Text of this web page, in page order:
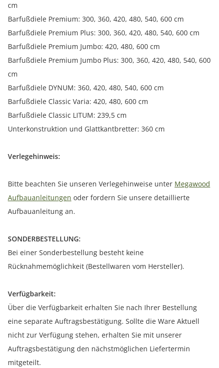
cm
Barfußdiele Premium: 300, 360, 420, 480, 540, 600 cm
Barfußdiele Premium Plus: 300, 360, 420, 480, 540, 600 cm
Barfußdiele Premium Jumbo: 420, 480, 600 cm
Barfußdiele Premium Jumbo Plus: 300, 360, 420, 480, 540, 600
cm
Barfußdiele DYNUM: 360, 420, 480, 540, 600 cm
Barfußdiele Classic Varia: 420, 480, 600 cm
Barfußdiele Classic LITUM: 239,5 cm
Unterkonstruktion und Glattkantbretter: 360 cm
Verlegehinweis:
Bitte beachten Sie unseren Verlegehinweise unter Megawood
Aufbauanleitungen oder fordern Sie unsere detaillierte
Aufbauanleitung an.
SONDERBESTELLUNG:
Bei einer Sonderbestellung besteht keine
Rücknahmemöglichkeit (Bestellwaren vom Hersteller).
Verfügbarkeit:
Über die Verfügbarkeit erhalten Sie nach Ihrer Bestellung
eine separate Auftragsbestätigung. Sollte die Ware Aktuell
nicht zur Verfügung stehen, erhalten Sie mit unserer
Auftragsbestätigung den nächstmöglichen Liefertermin
mitgeteilt.